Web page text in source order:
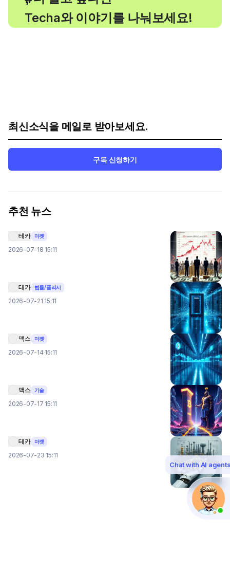
Techa와 이야기를 나눠보세요!
최신소식을 메일로 받아보세요.
구독 신청하기
추천 뉴스
테카 마켓
2026-07-18 15:11
테카 법률/폴리시
2026-07-21 15:11
맥스 마켓
2026-07-14 15:11
맥스 기술
2026-07-17 15:11
테카 마켓
2026-07-23 15:11
Chat with AI